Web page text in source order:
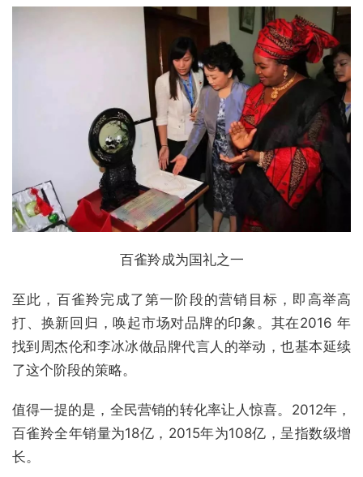
百雀羚成为国礼之一
至此，百雀羚完成了第一阶段的营销目标，即高举高
打、换新回归，唤起市场对品牌的印象。其在2016 年
找到周杰伦和李冰冰做品牌代言人的举动，也基本延续
了这个阶段的策略。
值得一提的是，全民营销的转化率让人惊喜。2012年，
百雀羚全年销量为18亿，2015年为108亿，呈指数级增
长。